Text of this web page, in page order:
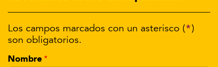
Los campos marcados con un asterisco (*)
son obligatorios.
Nombre